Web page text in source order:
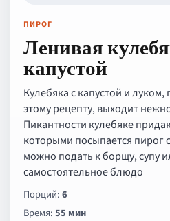
ПИРОГ
Ленивая
капустой
Кулебяка с капустой и
этому рецепту, выходит
Пикантности кулебяке
которыми посыпается пирог
можно подать к борщу, супу
самостоятельное блюдо
Порций:6
Время:55 мин